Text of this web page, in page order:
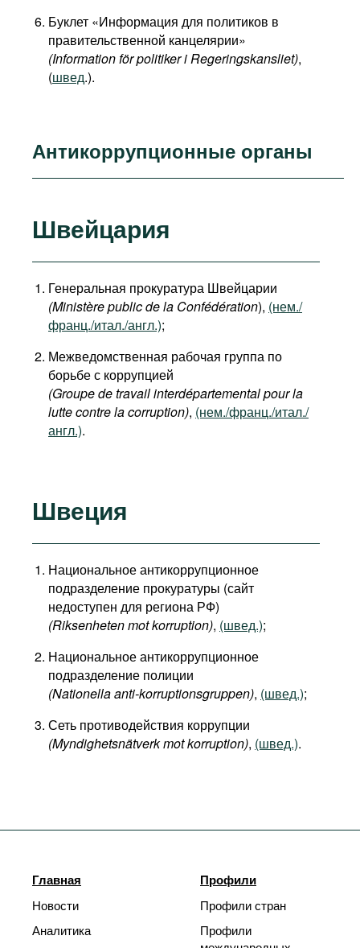
Буклет «Информация для политиков в
правительственной канцелярии»
(Information för politiker i Regeringskansliet),
(швед.).
Антикоррупционные органы
Швейцария
Генеральная прокуратура Швейцарии
(Ministère public de la Confédération), (нем./
франц./итал./англ.);
Межведомственная рабочая группа по
борьбе с коррупцией
(Groupe de travail interdépartemental pour la
lutte contre la corruption), (нем./франц./итал./
англ.).
Швеция
Национальное антикоррупционное
подразделение прокуратуры (сайт
недоступен для региона РФ)
(Riksenheten mot korruption), (швед.);
Национальное антикоррупционное
подразделение полиции
(Nationella anti-korruptionsgruppen), (швед.);
Сеть противодействия коррупции
(Myndighetsnätverk mot korruption), (швед.).
Главная
Новости
Аналитика
Профили
Профили стран
Профили